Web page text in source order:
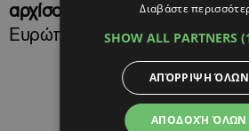
αρχίσουν άμεσα
στις βασικές
Ευρώπης, ακόμη και εντός του
Διαβάστε
SHOW ALL PARTNERS
ΑΠΟΔΟΧΉ ΌΛΩΝ
ΑΠΌΡΡΙΨΗ ΌΛΩΝ